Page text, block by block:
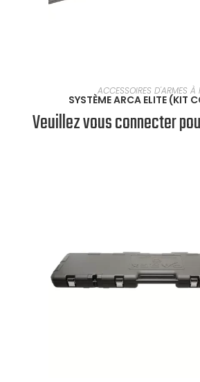
SÉLECTIONNER UNE
ACCESSOIRES D'ARMES À
SYSTÈME ARCA ELITE (KIT
Veuillez vous connecter